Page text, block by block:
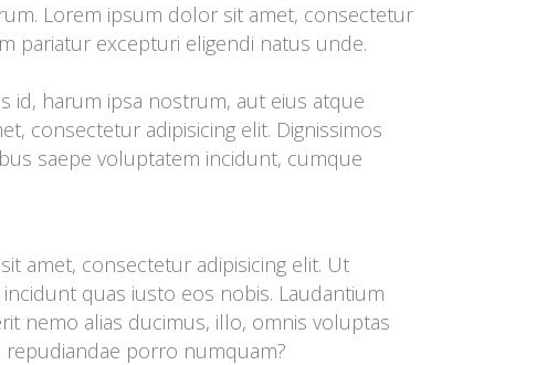
Lorem ipsum dolor sit amet, consectetur
pariatur excepturi eligendi natus unde.
id, harum ipsa nostrum, aut eius atque
consectetur adipisicing elit. Dignissimos
saepe voluptatem incidunt, cumque
amet, consectetur adipisicing elit. Ut
quas iusto eos nobis. Laudantium
nemo alias ducimus, illo, omnis voluptas
porro numquam?